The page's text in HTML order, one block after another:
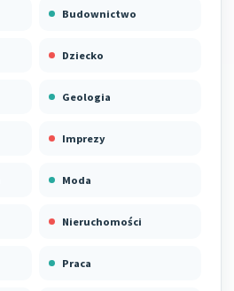
Budownictwo
Dziecko
Geologia
Imprezy
Moda
Nieruchomości
Praca